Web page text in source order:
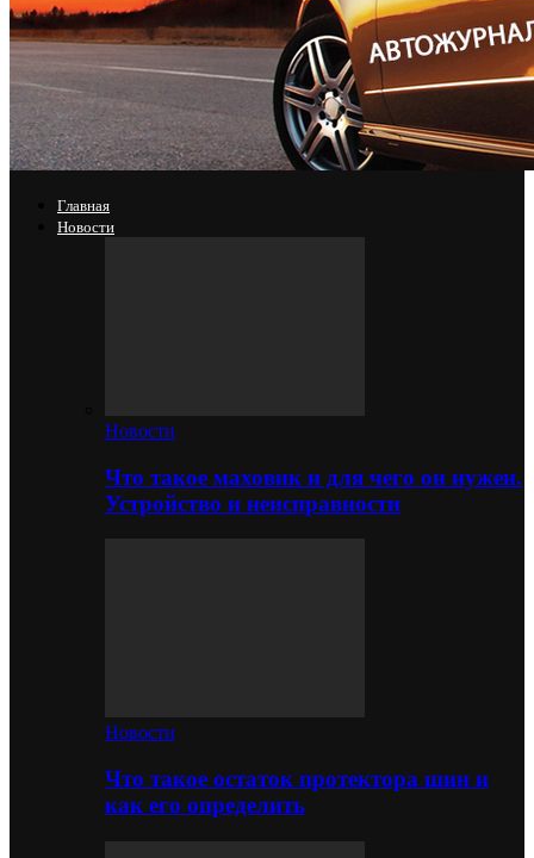
Главная
Новости
Новости
Что такое маховик и для чего он нужен.
Устройство и неисправности
Новости
Что такое остаток протектора шин и
как его определить